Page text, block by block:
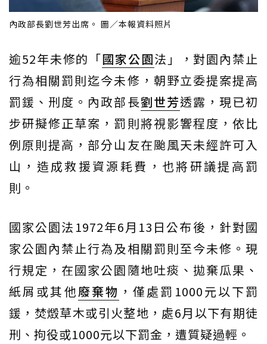
內政部長劉世芳出席。 圖／本報資料照片
逾52年未修的「國家公園法」，對園內禁止
行為相關罰則迄今未修，朝野立委提案提高
罰鍰、刑度。內政部長劉世芳透露，現已初
步研擬修正草案，罰則將視影響程度，依比
例原則提高，部分山友在颱風天未經許可入
山，造成救援資源耗費，也將研議提高罰
則。
國家公園法1972年6月13日公布後，針對國
家公園內禁止行為及相關罰則至今未修。現
行規定，在國家公園隨地吐痰、拋棄瓜果、
紙屑或其他廢棄物 ，僅處罰1000元以下罰
鍰，焚燬草木或引火整地，處6月以下有期徒
刑、拘役或1000元以下罰金，遭質疑過輕。